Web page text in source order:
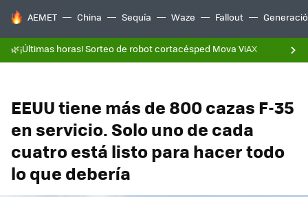
HOY SE HABLA DE
AEMET China Sequía Waze Fallout
🌿¡Últimas horas! Sorteo de robot cortacésped Mova ViAX
EEUU tiene más de 800 cazas F-35
en servicio. Solo uno de cada
cuatro está listo para hacer todo
lo que debería